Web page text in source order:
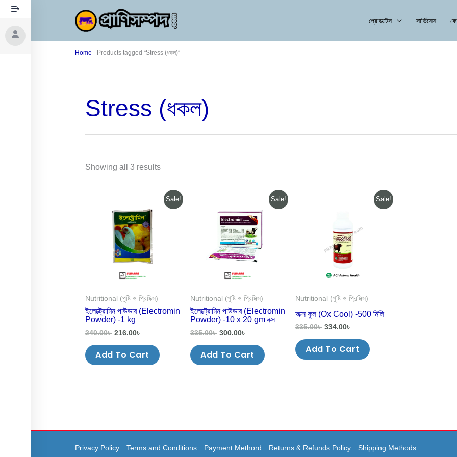
Skip
content
প্রোডাক্টস সার্ভিসেস
Home - Products tagged “Stress (ধকল)”
Stress (ধকল)
Showing all 3 results
Sorted
by
popularity
Sale!
Nutritional (পুষ্টি ও প্রিমিক্স)
ইলেক্ট্রোমিন পাউডার (Electromin
Powder) -1 kg
240.00৳
was:
240.00৳ .
216.00৳
Current
is:
216.00৳ .
Add To Cart
Sale!
Nutritional (পুষ্টি ও প্রিমিক্স)
ইলেক্ট্রোমিন পাউডার (Electromin
Powder) -10 x 20 gm বক্স
335.00৳
was:
335.00৳ .
300.00৳
Current
is:
300.00৳ .
Add To Cart
Sale!
Nutritional (পুষ্টি ও প্রিমিক্স)
অক্স কুল (Ox Cool) -500 মিলি
335.00৳ 334.00৳
Current
Add To Cart
Privacy Policy Terms and Conditions Payment Methord Returns & Refunds Policy Shipping Methods